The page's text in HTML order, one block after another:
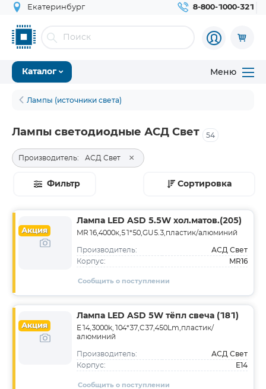
Екатеринбург 8-800-1000-321
Каталог Меню
Лампы (источники света)
Лампы светодиодные АСД Свет 54
Производитель: АСД Свет ×
Фильтр Сортировка
Акция
Лампа LED ASD 5.5W хол.матов.(205)
MR16,4000к,51*50,GU5.3,пластик/алюминий
Производитель: АСД Свет
Корпус: MR16
Сообщить о поступлении
Акция
Лампа LED ASD 5W тёпл свеча (181)
E14,3000k,104*37,C37,450Lm,пластик/
алюминий
Производитель: АСД Свет
Корпус: E14
Сообщить о поступлении